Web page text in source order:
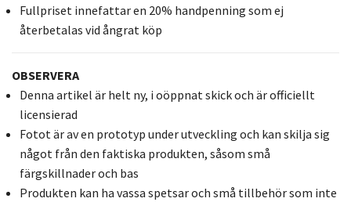
Fullpriset innefattar en 20% handpenning som ej
återbetalas vid ångrat köp
OBSERVERA
Denna artikel är helt ny, i oöppnat skick och är officiellt
licensierad
Fotot är av en prototyp under utveckling och kan skilja sig
något från den faktiska produkten, såsom små
färgskillnader och bas
Produkten kan ha vassa spetsar och små tillbehör som inte